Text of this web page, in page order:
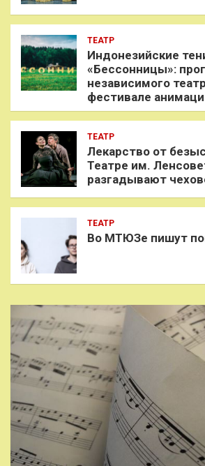
ТЕАТР
Индонезийские
«Бессонницы»:
независимого
фестивале
ТЕАТР
Лекарство от
Театре им.
разгадывают
ТЕАТР
Во МТЮЗе пишут